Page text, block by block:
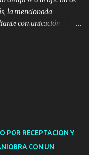
la mencionada
comunicación
Multas: devolución
a
relacionadas a
POR RECEPTACION Y
CON UN